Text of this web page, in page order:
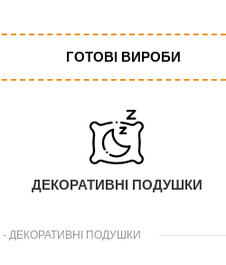
ГОТОВІ ВИРОБИ
ДЕКОРАТИВНІ ПОДУШКИ
- ДЕКОРАТИВНІ ПОДУШКИ